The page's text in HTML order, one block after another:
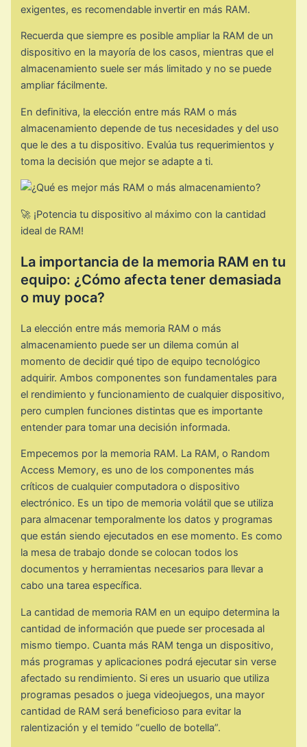
exigentes, es recomendable invertir en más RAM.
Recuerda que siempre es posible ampliar la RAM de un
dispositivo en la mayoría de los casos, mientras que el
almacenamiento suele ser más limitado y no se puede
ampliar fácilmente.
En definitiva, la elección entre más RAM o más
almacenamiento depende de tus necesidades y del uso
que le des a tu dispositivo. Evalúa tus requerimientos y
toma la decisión que mejor se adapte a ti.
🚀 ¡Potencia tu dispositivo al máximo con la cantidad
ideal de RAM!
La importancia de la memoria RAM en tu
equipo: ¿Cómo afecta tener demasiada
o muy poca?
La elección entre más memoria RAM o más
almacenamiento puede ser un dilema común al
momento de decidir qué tipo de equipo tecnológico
adquirir. Ambos componentes son fundamentales para
el rendimiento y funcionamiento de cualquier dispositivo,
pero cumplen funciones distintas que es importante
entender para tomar una decisión informada.
Empecemos por la memoria RAM. La RAM, o Random
Access Memory, es uno de los componentes más
críticos de cualquier computadora o dispositivo
electrónico. Es un tipo de memoria volátil que se utiliza
para almacenar temporalmente los datos y programas
que están siendo ejecutados en ese momento. Es como
la mesa de trabajo donde se colocan todos los
documentos y herramientas necesarios para llevar a
cabo una tarea específica.
La cantidad de memoria RAM en un equipo determina la
cantidad de información que puede ser procesada al
mismo tiempo. Cuanta más RAM tenga un dispositivo,
más programas y aplicaciones podrá ejecutar sin verse
afectado su rendimiento. Si eres un usuario que utiliza
programas pesados o juega videojuegos, una mayor
cantidad de RAM será beneficioso para evitar la
ralentización y el temido “cuello de botella”.